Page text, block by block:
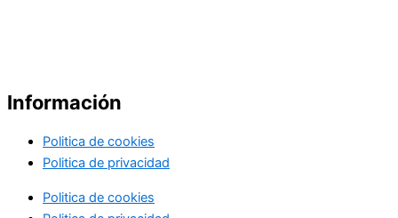
Información
Politica de cookies
Politica de privacidad
Politica de cookies